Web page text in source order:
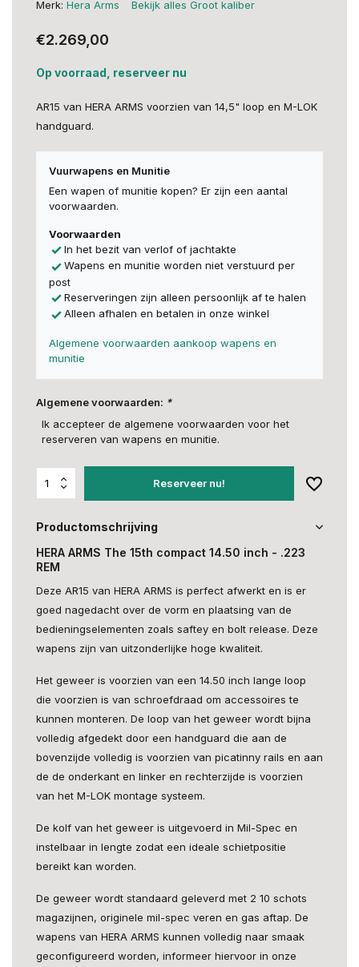
Merk: Hera Arms Bekijk alles Groot kaliber
€2.269,00
Op voorraad, reserveer nu
AR15 van HERA ARMS voorzien van 14,5" loop en M-LOK
handguard.
Vuurwapens en Munitie
Een wapen of munitie kopen? Er zijn een aantal
voorwaarden.
Voorwaarden
In het bezit van verlof of jachtakte
Wapens en munitie worden niet verstuurd per
post
Reserveringen zijn alleen persoonlijk af te halen
Alleen afhalen en betalen in onze winkel
Algemene voorwaarden aankoop wapens en
munitie
Algemene voorwaarden: *
Ik accepteer de algemene voorwaarden voor het
reserveren van wapens en munitie.
Reserveer nu!
Productomschrijving
HERA ARMS The 15th compact 14.50 inch - .223
REM
Deze AR15 van HERA ARMS is perfect afwerkt en is er
goed nagedacht over de vorm en plaatsing van de
bedieningselementen zoals saftey en bolt release. Deze
wapens zijn van uitzonderlijke hoge kwaliteit.
Het geweer is voorzien van een 14.50 inch lange loop
die voorzien is van schroefdraad om accessoires te
kunnen monteren. De loop van het geweer wordt bijna
volledig afgedekt door een handguard die aan de
bovenzijde volledig is voorzien van picatinny rails en aan
de de onderkant en linker en rechterzijde is voorzien
van het M-LOK montage systeem.
De kolf van het geweer is uitgevoerd in Mil-Spec en
instelbaar in lengte zodat een ideale schietpositie
bereikt kan worden.
De geweer wordt standaard geleverd met 2 10 schots
magazijnen, originele mil-spec veren en gas aftap. De
wapens van HERA ARMS kunnen volledig naar smaak
geconfigureerd worden, informeer hiervoor in onze